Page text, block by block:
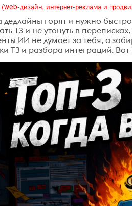
дедлайны горят и нужно
ТЗ и не утонуть в
ИИ не думает за тебя, а
ТЗ и разбора интеграций.